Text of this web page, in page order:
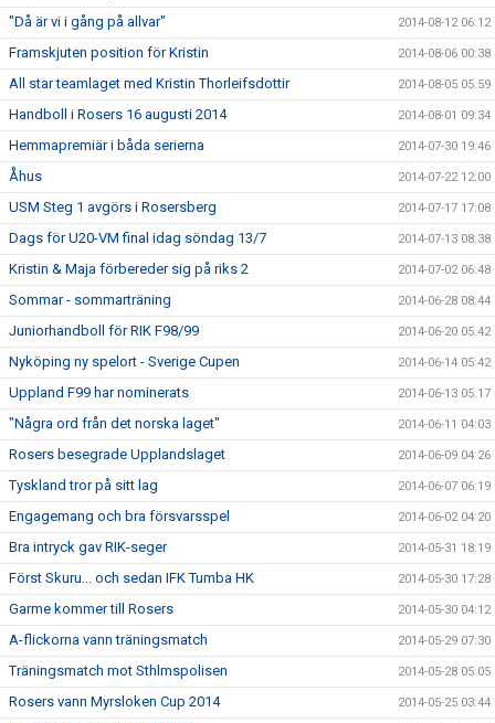
"Då är vi i gång på allvar" 2014-08-12 06:12
Framskjuten position för Kristin 2014-08-06 00:38
All star teamlaget med Kristin Thorleifsdottir 2014-08-05 05:59
Handboll i Rosers 16 augusti 2014 2014-08-01 09:34
Hemmapremiär i båda serierna 2014-07-30 19:46
Åhus 2014-07-22 12:00
USM Steg 1 avgörs i Rosersberg 2014-07-17 17:08
Dags för U20-VM final idag söndag 13/7 2014-07-13 08:38
Kristin & Maja förbereder sig på riks 2 2014-07-02 06:48
Sommar - sommarträning 2014-06-28 08:44
Juniorhandboll för RIK F98/99 2014-06-20 05:42
Nyköping ny spelort - Sverige Cupen 2014-06-14 05:42
Uppland F99 har nominerats 2014-06-13 05:17
"Några ord från det norska laget" 2014-06-11 04:03
Rosers besegrade Upplandslaget 2014-06-09 04:26
Tyskland tror på sitt lag 2014-06-07 06:19
Engagemang och bra försvarsspel 2014-06-02 04:20
Bra intryck gav RIK-seger 2014-05-31 18:19
Först Skuru... och sedan IFK Tumba HK 2014-05-30 17:28
Garme kommer till Rosers 2014-05-30 04:12
A-flickorna vann träningsmatch 2014-05-29 07:30
Träningsmatch mot Sthlmspolisen 2014-05-28 05:05
Rosers vann Myrsloken Cup 2014 2014-05-25 03:44